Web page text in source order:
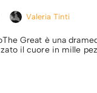
Valeria Tinti
Great è una
il cuore in mille